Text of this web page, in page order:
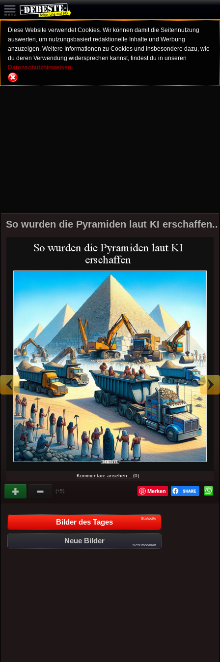
Diese Website verwendet Cookies. Wir können damit die Seitennutzung
auswerten, um nutzungsbasiert redaktionelle Inhalte und Werbung
anzuzeigen. Weitere Informationen zu Cookies und insbesondere dazu, wie
du deren Verwendung widersprechen kannst, findest du in unseren
Datenschutzhinweisen.
So wurden die Pyramiden laut KI erschaffen..
Kommentare ansehen... (0)
(+5) Merken
Bilder des Tages Startseite
Neue Bilder
nicht moderiert